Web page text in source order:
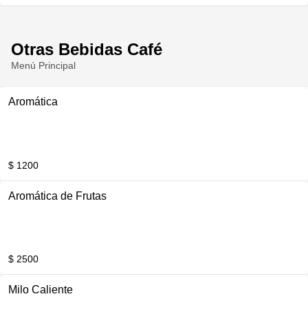
Otras Bebidas Café
Menú Principal
Aromática
$ 1200
Aromática de Frutas
$ 2500
Milo Caliente